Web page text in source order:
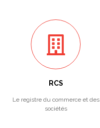
RCS
Le registre du commerce et des
sociétés